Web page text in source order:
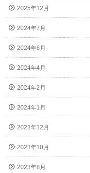
2025年12月
2024年7月
2024年6月
2024年4月
2024年2月
2024年1月
2023年12月
2023年10月
2023年8月